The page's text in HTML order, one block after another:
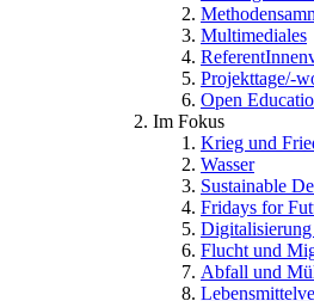
Multimediales
Projekttage/-
Open
Im Fokus
Krieg und
Wasser
Sustainable
Fridays for
Flucht und
Abfall und